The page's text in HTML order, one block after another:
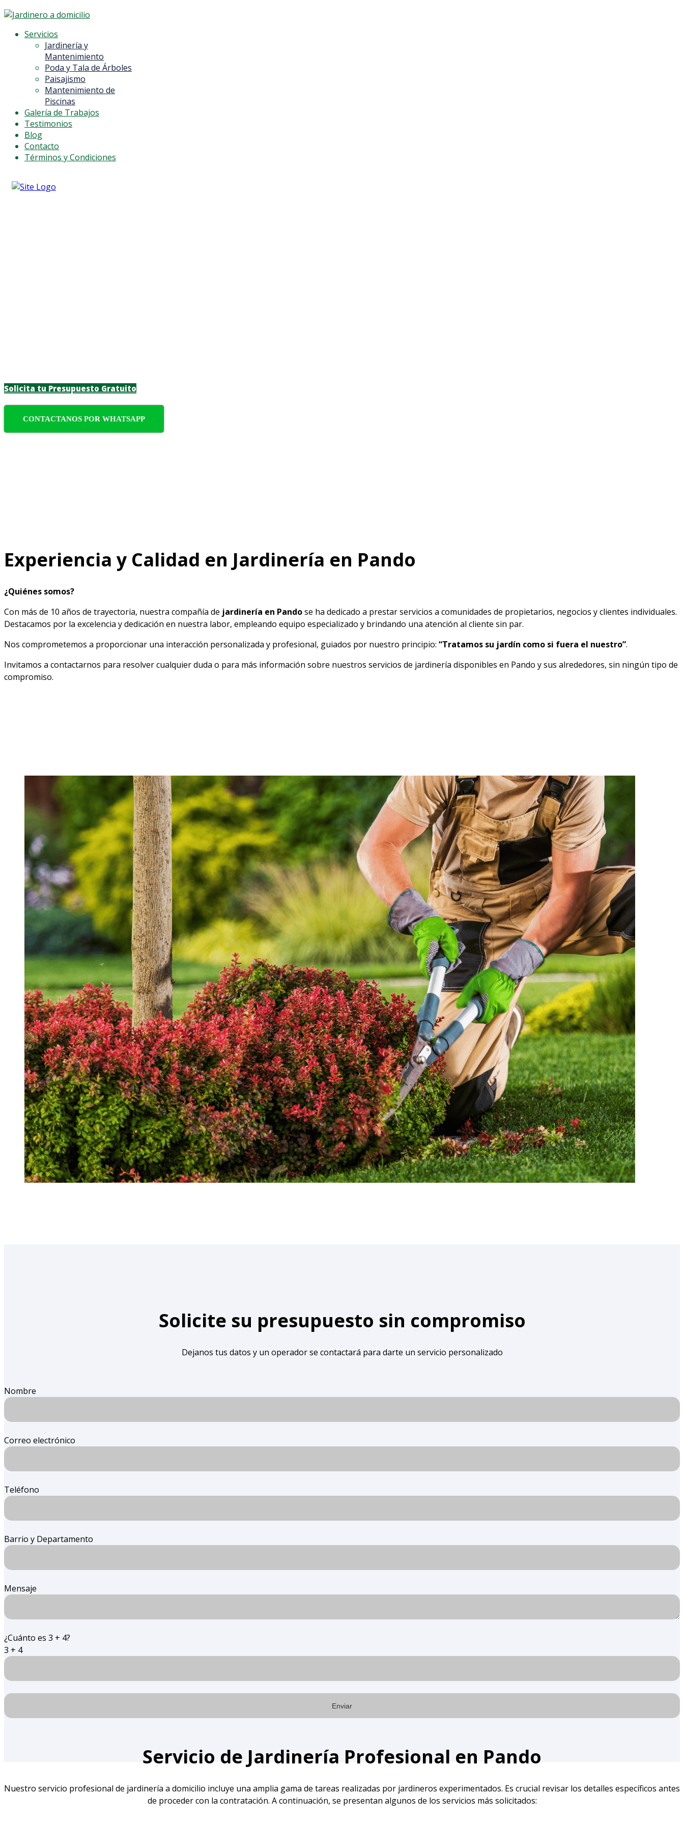
Servicios
Jardinería y
Mantenimiento
Poda y Tala de Árboles
Paisajismo
Mantenimiento de
Piscinas
Galería de Trabajos
Testimonios
Blog
Contacto
Términos y Condiciones
Solicita tu Presupuesto Gratuito
CONTACTANOS POR WHATSAPP
Experiencia y Calidad en Jardinería en Pando
¿Quiénes somos?
Con más de 10 años de trayectoria, nuestra compañía de jardinería en Pandose ha dedicado a prestar servicios a comunidades de propietarios, negocios y clientes individuales.
Destacamos por la excelencia y dedicación en nuestra labor, empleando equipo especializado y brindando una atención al cliente sin par.
Nos comprometemos a proporcionar una interacción personalizada y profesional, guiados por nuestro principio: “Tratamos su jardín como si fuera el nuestro”.
Invitamos a contactarnos para resolver cualquier duda o para más información sobre nuestros servicios de jardinería disponibles en Pando y sus alrededores, sin ningún tipo de
compromiso.
Solicite su presupuesto sin compromiso
Dejanos tus datos y un operador se contactará para darte un servicio personalizado
Nombre
Correo electrónico
Teléfono
Barrio y Departamento
Mensaje
¿Cuánto es 3 + 4?
3 + 4
Servicio de Jardinería Profesional en Pando
Nuestro servicio profesional de jardinería a domicilio incluye una amplia gama de tareas realizadas por jardineros experimentados. Es crucial revisar los detalles específicos antes
de proceder con la contratación. A continuación, se presentan algunos de los servicios más solicitados: